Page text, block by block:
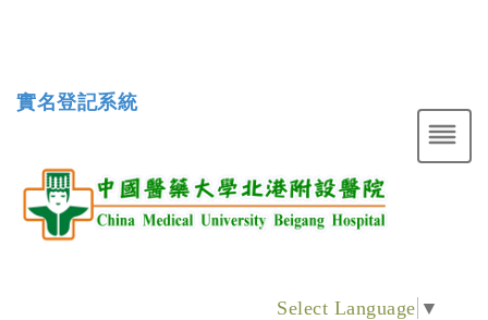
實名登記系統
Select Language ▼